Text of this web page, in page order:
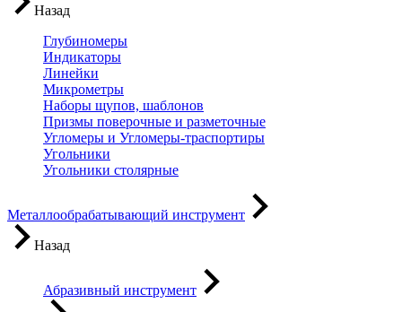
Назад
Глубиномеры
Индикаторы
Линейки
Микрометры
Наборы щупов, шаблонов
Призмы поверочные и разметочные
Угломеры и Угломеры-траспортиры
Угольники
Угольники столярные
Металлообрабатывающий инструмент
Назад
Абразивный инструмент